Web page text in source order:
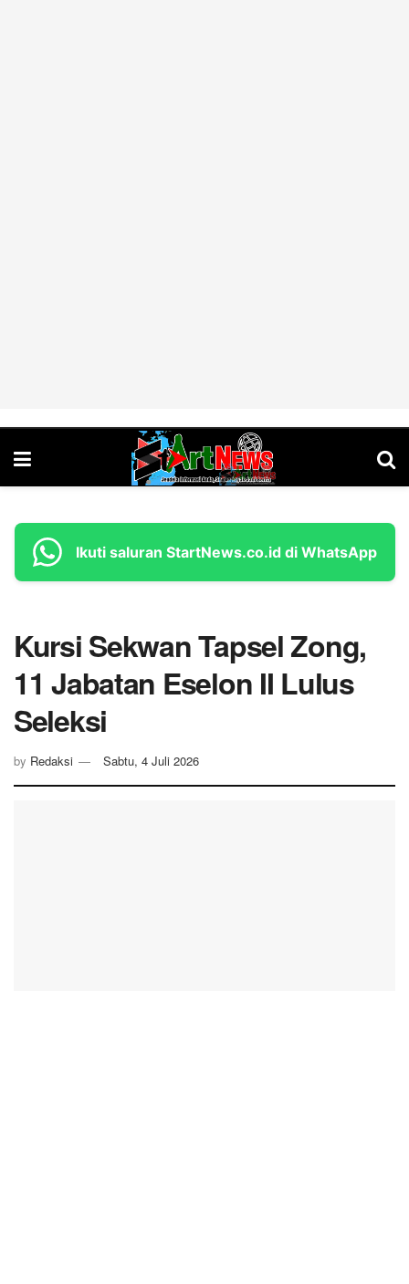
Ikuti saluran StartNews.co.id di WhatsApp
Kursi Sekwan Tapsel Zong,
11 Jabatan Eselon II Lulus
Seleksi
by Redaksi Sabtu, 4 Juli 2026